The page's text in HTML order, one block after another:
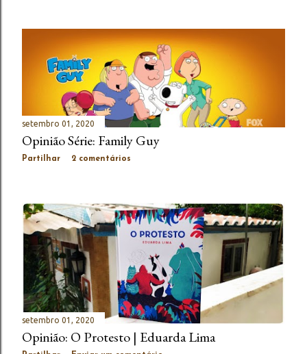
setembro 01, 2020
Opinião Série: Family Guy
Partilhar 2 comentários
setembro 01, 2020
Opinião: O Protesto | Eduarda Lima